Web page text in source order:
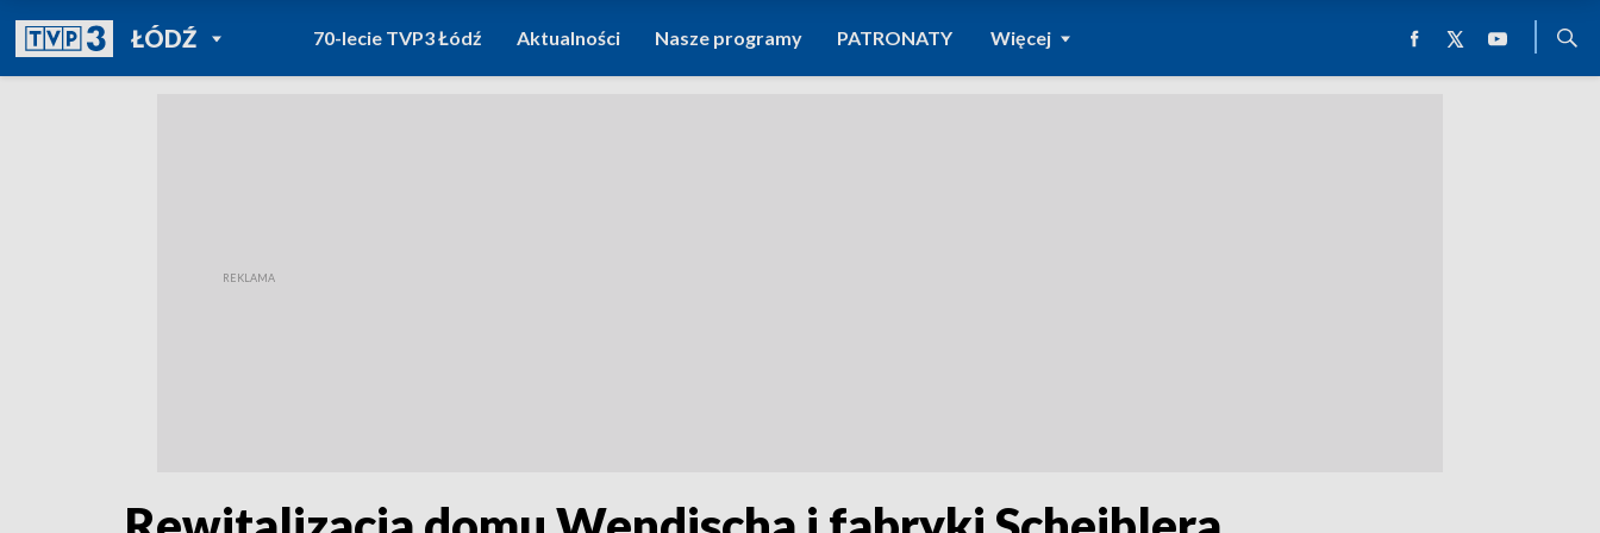
ŁÓDŹPOWRÓT DO
TVP REGIONY
70-lecie TVP3 Łódź Aktualności Nasze programy PATRONATY Więcej